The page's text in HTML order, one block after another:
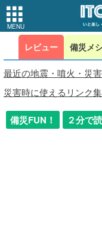
レビュー 備災メ
最近の地震・噴火・災
災害時に使えるリンク
備災FUN！ ２分で